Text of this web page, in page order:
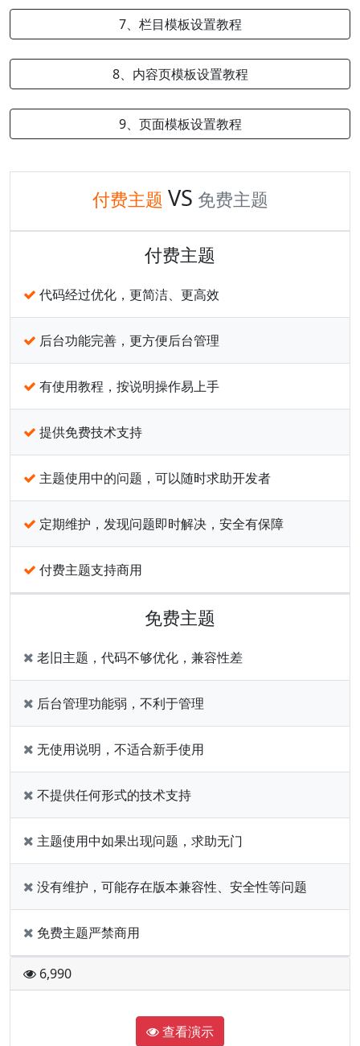
7、栏目模板设置教程
8、内容页模板设置教程
9、页面模板设置教程
付费主题 VS 免费主题
付费主题
代码经过优化，更简洁、更高效
后台功能完善，更方便后台管理
有使用教程，按说明操作易上手
提供免费技术支持
主题使用中的问题，可以随时求助开发者
定期维护，发现问题即时解决，安全有保障
付费主题支持商用
免费主题
老旧主题，代码不够优化，兼容性差
后台管理功能弱，不利于管理
无使用说明，不适合新手使用
不提供任何形式的技术支持
主题使用中如果出现问题，求助无门
没有维护，可能存在版本兼容性、安全性等问题
免费主题严禁商用
6,990
查看演示